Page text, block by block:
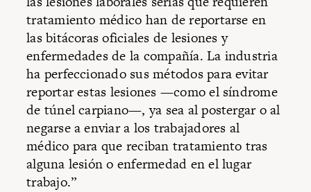
tratamiento médico han de reportarse en
las bitácoras oficiales de lesiones y
enfermedades de la compañía. La industria
ha perfeccionado sus métodos para evitar
reportar estas lesiones —como el síndrome
de túnel carpiano—, ya sea al postergar o al
negarse a enviar a los trabajadores al
médico para que reciban tratamiento tras
alguna lesión o enfermedad en el lugar
trabajo.”